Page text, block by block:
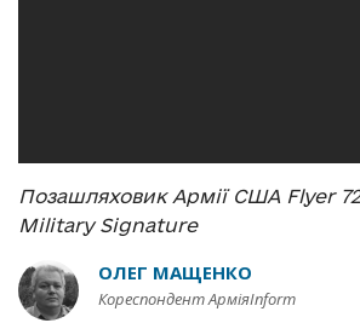
Позашляховик Армії США Flyer
Military Signature
ОЛЕГ МАЩЕНКО
Кореспондент АрміяInform